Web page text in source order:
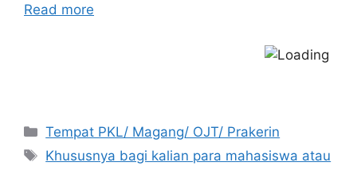
Read more
Categories
Tempat PKL/ Magang/ OJT/ Prakerin
Tags
Khususnya bagi kalian para mahasiswa atau